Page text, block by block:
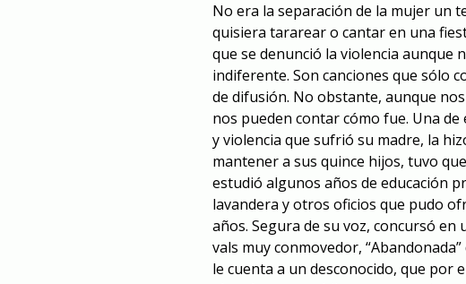
No era la separación de la mujer un
quisiera tararear o cantar en una
que se denunció la violencia aunque
indiferente. Son canciones que sólo
de difusión. No obstante, aunque
nos pueden contar cómo fue. Una de
y violencia que sufrió su madre, la
mantener a sus quince hijos, tuvo
estudió algunos años de educación
lavandera y otros oficios que pudo
años. Segura de su voz, concursó
vals muy conmovedor,
le cuenta a un desconocido, que por